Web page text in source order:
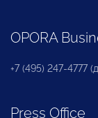
OPORA
+7 (495) 247-4777
Press Office